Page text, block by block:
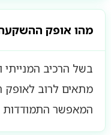
מהו אופק
בשל הרכיב המנייתי
מתאים לרוב לאופק
המאפשר התמודדות